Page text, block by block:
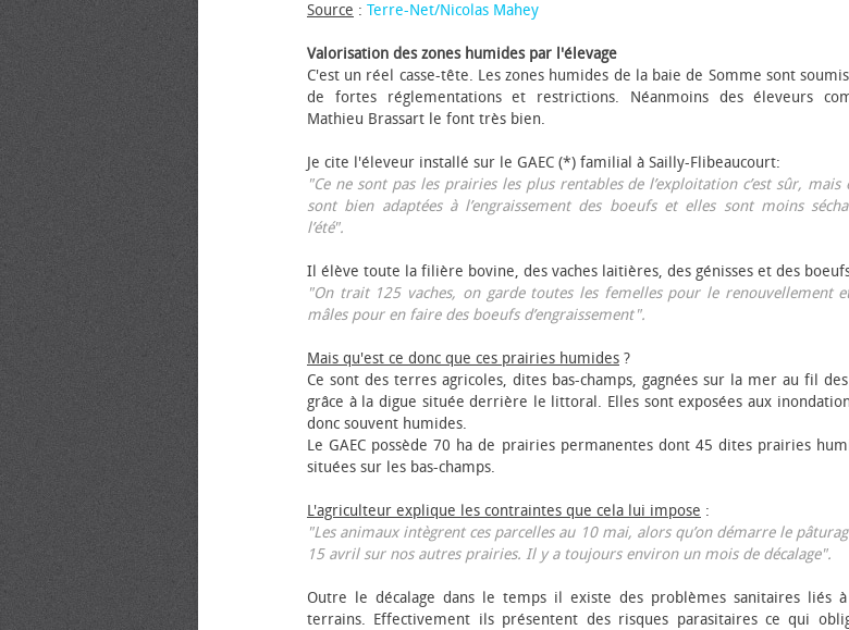
Source : Terre-Net/Nicolas Mahey
Valorisation des zones humides par l'élevage
C'est un réel casse-tête. Les zones humides de la baie de Somme sont
de fortes réglementations et restrictions. Néanmoins des éleveurs
Mathieu Brassart le font très bien.
Je cite l'éleveur installé sur le GAEC (*) familial à Sailly-Flibeaucourt:
"Ce ne sont pas les prairies les plus rentables de l’exploitation c’est sûr, mais
sont bien adaptées à l’engraissement des bœufs et elles sont moins
l’été".
Il élève toute la filière bovine, des vaches laitières, des génisses et des
"On trait 125 vaches, on garde toutes les femelles pour le renouvellement
mâles pour en faire des bœufs d’engraissement".
Mais qu'est ce donc que ces prairies humides ?
Ce sont des terres agricoles, dites bas-champs, gagnées sur la mer au fil
grâce à la digue située derrière le littoral. Elles sont exposées aux
donc souvent humides.
Le GAEC possède 70 ha de prairies permanentes dont 45 dites prairies
situées sur les bas-champs.
L'agriculteur explique les contraintes que cela lui impose :
"Les animaux intègrent ces parcelles au 10 mai, alors qu’on démarre le
15 avril sur nos autres prairies. Il y a toujours environ un mois de décalage".
Outre le décalage dans le temps il existe des problèmes sanitaires liés à
terrains. Effectivement ils présentent des risques parasitaires ce qui